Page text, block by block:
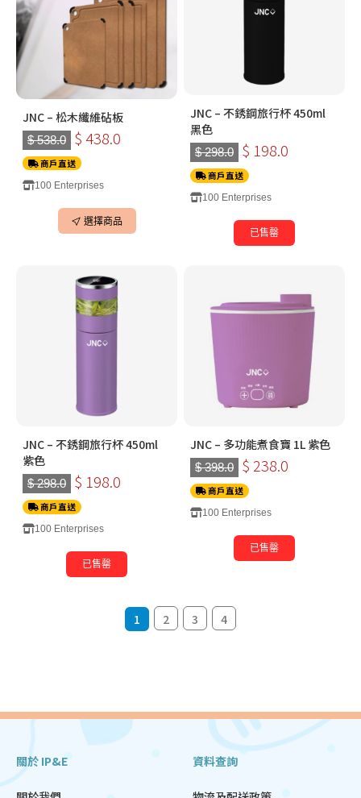
JNC – 松木纖維砧板
$ 538.0 $ 438.0
商戶直送
100 Enterprises
選擇商品
JNC – 不銹鋼旅行杯 450ml
黑色
$ 298.0 $ 198.0
商戶直送
100 Enterprises
已售罄
JNC – 不銹鋼旅行杯 450ml
紫色
$ 298.0 $ 198.0
商戶直送
100 Enterprises
已售罄
JNC – 多功能煮食寶 1L 紫色
$ 398.0 $ 238.0
商戶直送
100 Enterprises
已售罄
1 2 3 4
關於 IP&E 資料查詢